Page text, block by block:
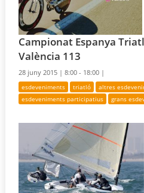
Campionat Espanya
València 113
28 juny 2015 |8:00 - 18:00 |
esdeveniments triatló altres
esdeveniments participatius
grans